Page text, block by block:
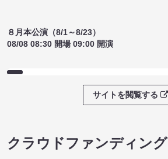
８月本公演（8/1～8/23）
08/08 08:30 開場 09:00 開演
サイトを閲覧する
クラウドファンディング